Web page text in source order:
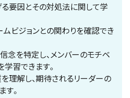
る要因とその対処法に関して学
ムビジョンとの関わりを確認でき
念を特定し、メンバーのモチベ
習できます。
理解し、期待されるリーダーの
。